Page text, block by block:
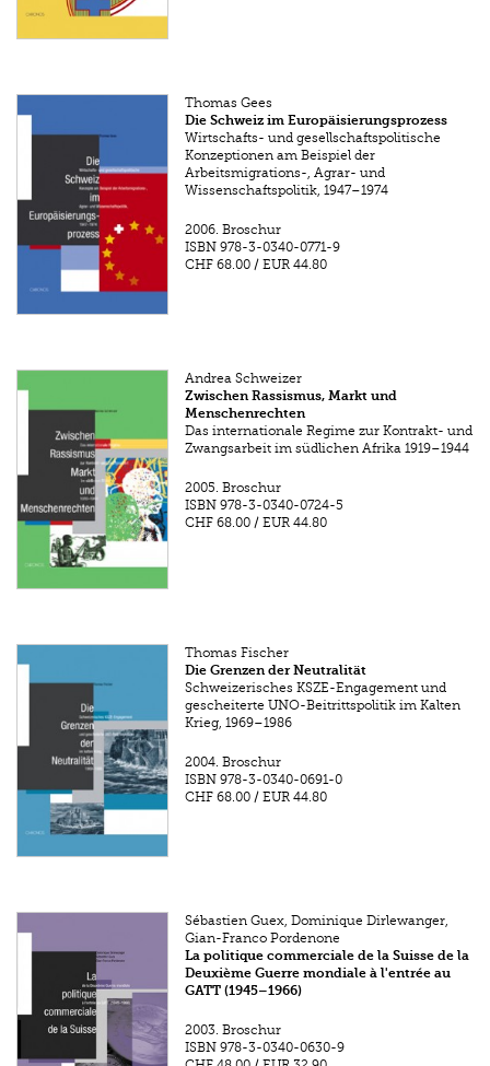
Thomas Gees
Die Schweiz im Europäisierungsprozess
Wirtschafts- und gesellschaftspolitische
Konzeptionen am Beispiel der
Arbeitsmigrations-, Agrar- und
Wissenschaftspolitik, 1947–1974
2006. Broschur
ISBN 978-3-0340-0771-9
CHF 68.00 /EUR 44.80
Andrea Schweizer
Zwischen Rassismus, Markt und
Menschenrechten
Das internationale Regime zur Kontrakt- und
Zwangsarbeit im südlichen Afrika 1919–1944
2005. Broschur
ISBN 978-3-0340-0724-5
CHF 68.00 /EUR 44.80
Thomas Fischer
Die Grenzen der Neutralität
Schweizerisches KSZE-Engagement und
gescheiterte UNO-Beitrittspolitik im Kalten
Krieg, 1969–1986
2004. Broschur
ISBN 978-3-0340-0691-0
CHF 68.00 /EUR 44.80
Sébastien Guex, Dominique Dirlewanger,
Gian-Franco Pordenone
La politique commerciale de la Suisse de la
Deuxième Guerre mondiale à l'entrée au
GATT (1945–1966)
2003. Broschur
ISBN 978-3-0340-0630-9